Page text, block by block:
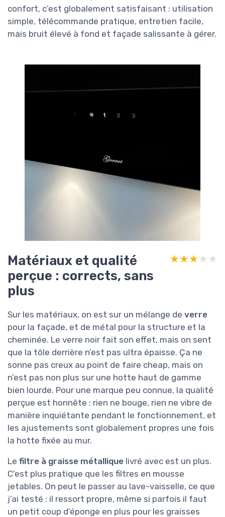
confort, c’est globalement satisfaisant : utilisation
simple, télécommande pratique, entretien facile,
mais bruit élevé à fond et façade salissante à gérer.
Matériaux et qualité
perçue : corrects, sans
plus
★★★★★
★★★★★
Sur les matériaux, on est sur un mélange de verre
pour la façade, et de métal pour la structure et la
cheminée. Le verre noir fait son effet, mais on sent
que la tôle derrière n’est pas ultra épaisse. Ça ne
sonne pas creux au point de faire cheap, mais on
n’est pas non plus sur une hotte haut de gamme
bien lourde. Pour une marque peu connue, la qualité
perçue est honnête : rien ne bouge, rien ne vibre de
manière inquiétante pendant le fonctionnement, et
les ajustements sont globalement propres une fois
la hotte fixée au mur.
Le filtre à graisse métallique livré avec est un plus.
C’est plus pratique que les filtres en mousse
jetables. On peut le passer au lave-vaisselle, ce que
j’ai testé : il ressort propre, même si parfois il faut
un petit coup d’éponge en plus pour les graisses